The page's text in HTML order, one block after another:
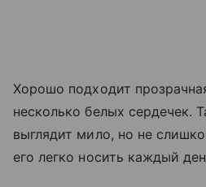
Хорошо подходит
несколько белых сердечек.
выглядит мило, но не
его легко носить каждый